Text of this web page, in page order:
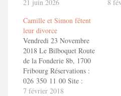
Simon fêtent leur divorce
21 juin 2026
8
Camille et Simon fêtent
leur divorce
Vendredi 23 Novembre
2018 Le Bilboquet Route
de la Fonderie 8b, 1700
Fribourg Réservations :
026 350 11 00 Site :
https://www.lebilboquet.ch/
7 février 2018